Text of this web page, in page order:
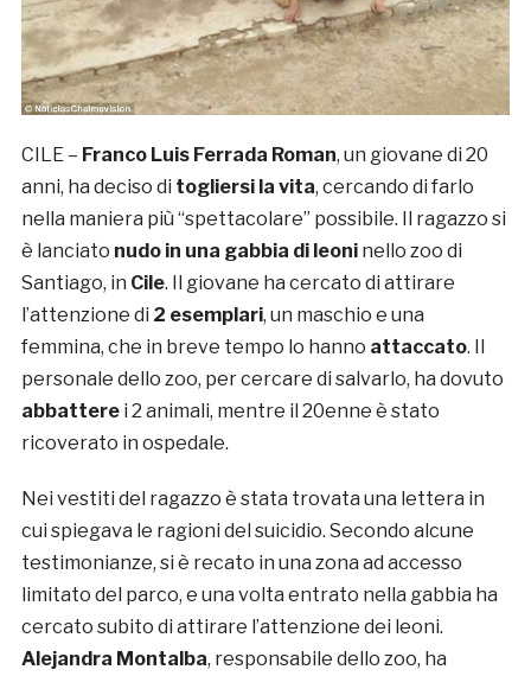
CILE – Franco Luis Ferrada Roman, un giovane di 20
anni, ha deciso di togliersi la vita, cercando di farlo
nella maniera più “spettacolare” possibile. Il ragazzo si
è lanciato nudo in una gabbia di leoninello zoo di
Santiago, in Cile. Il giovane ha cercato di attirare
l’attenzione di 2 esemplari, un maschio e una
femmina, che in breve tempo lo hanno attaccato. Il
personale dello zoo, per cercare di salvarlo, ha dovuto
abbatterei 2 animali, mentre il 20enne è stato
ricoverato in ospedale.
Nei vestiti del ragazzo è stata trovata una lettera in
cui spiegava le ragioni del suicidio. Secondo alcune
testimonianze, si è recato in una zona ad accesso
limitato del parco, e una volta entrato nella gabbia ha
cercato subito di attirare l’attenzione dei leoni.
Alejandra Montalba, responsabile dello zoo, ha